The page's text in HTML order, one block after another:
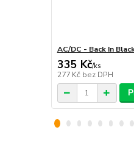
AC/DC - Back In
335 Kč/ks
277 Kč bez DPH